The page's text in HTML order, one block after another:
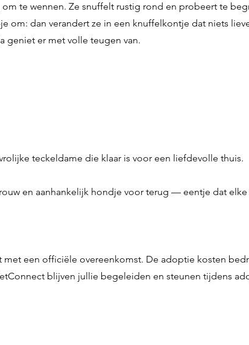
te wennen. Ze snuffelt rustig rond en probeert te
om: dan verandert ze in een knuffelkontje dat niets
geniet er met volle teugen van.
teckeldame die klaar is voor een liefdevolle thuis.
en aanhankelijk hondje voor terug — eentje dat
een officiële overeenkomst. De adoptie kosten
blijven jullie begeleiden en steunen tijdens